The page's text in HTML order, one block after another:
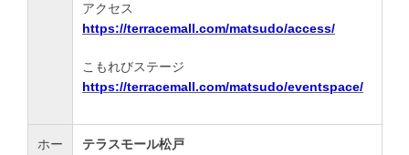
アクセス
https://terracemall.com/matsudo/access/
こもれびステージ
https://terracemall.com/matsudo/eventspace/
ホー
テラスモール松戸